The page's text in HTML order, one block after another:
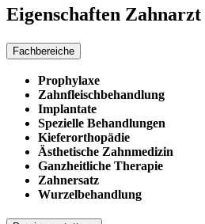
Eigenschaften Zahnarzt
Fachbereiche
Prophylaxe
Zahnfleischbehandlung
Implantate
Spezielle Behandlungen
Kieferorthopädie
Ästhetische Zahnmedizin
Ganzheitliche Therapie
Zahnersatz
Wurzelbehandlung